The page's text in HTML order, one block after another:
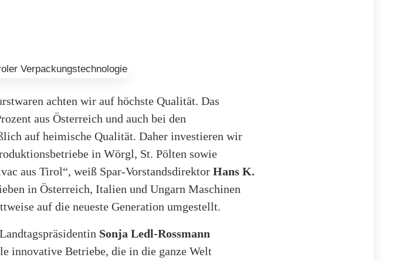
achten wir auf höchste Qualität. Das
aus Österreich und auch bei den
auf heimische Qualität. Daher investieren wir
in Wörgl, St. Pölten sowie
aus Tirol“, weiß Spar-Vorstandsdirektor Hans K.
in Österreich, Italien und Ungarn Maschinen
auf die neueste Generation umgestellt.
Sonja Ledl-Rossmann
innovative Betriebe, die in die ganze Welt